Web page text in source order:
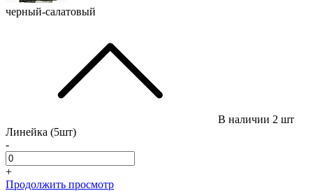
черный-салатовый
В наличии 2 шт
Линейка (5шт)
-
+
Продолжить просмотр